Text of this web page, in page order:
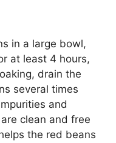
in a large bowl,
at least 4 hours,
drain the
several times
and
clean and free
the red beans